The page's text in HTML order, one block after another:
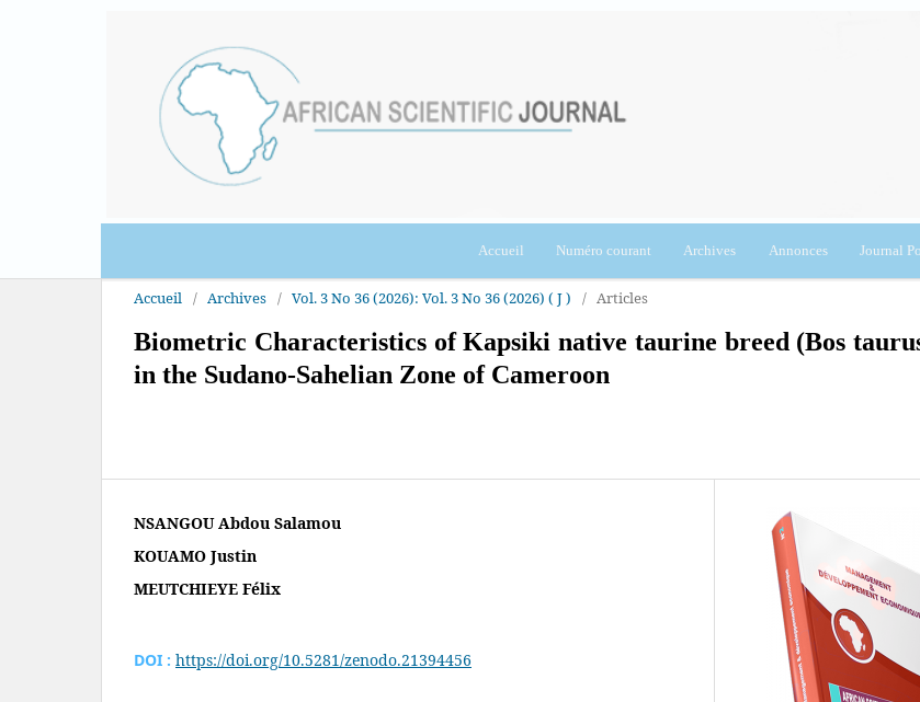
Accueil Numéro courant Archives Annonces Journal
Accueil / Archives / Vol. 3 No 36 (2026): Vol. 3 No 36 (2026) ( J ) / Articles
Biometric Characteristics of Kapsiki native taurine breed (Bos
in the Sudano-Sahelian Zone of Cameroon
NSANGOU Abdou Salamou
KOUAMO Justin
MEUTCHIEYE Félix
DOI : https://doi.org/10.5281/zenodo.21394456